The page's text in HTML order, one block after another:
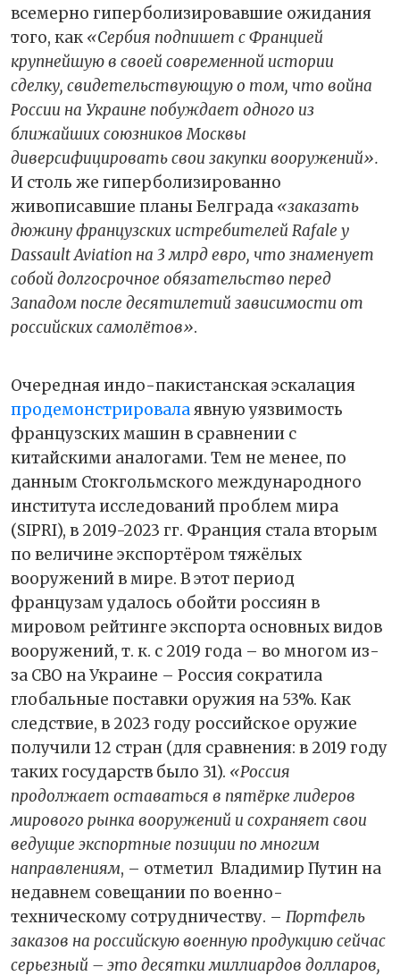
всемерно гиперболизировавшие ожидания
того, как «Сербия подпишет с Францией
крупнейшую в своей современной истории
сделку, свидетельствующую о том, что война
России на Украине побуждает одного из
ближайших союзников Москвы
диверсифицировать свои закупки вооружений».
И столь же гиперболизированно
живописавшие планы Белграда «заказать
дюжину французских истребителей Rafale у
Dassault Aviation на 3 млрд евро, что знаменует
собой долгосрочное обязательство перед
Западом после десятилетий зависимости от
российских самолётов».
Очередная индо-пакистанская эскалация
продемонстрировалаявную уязвимость
французских машин в сравнении с
китайскими аналогами. Тем не менее, по
данным Стокгольмского международного
института исследований проблем мира
(SIPRI), в 2019-2023 гг. Франция стала вторым
по величине экспортёром тяжёлых
вооружений в мире. В этот период
французам удалось обойти россиян в
мировом рейтинге экспорта основных видов
вооружений, т. к. с 2019 года – во многом из-
за СВО на Украине – Россия сократила
глобальные поставки оружия на 53%. Как
следствие, в 2023 году российское оружие
получили 12 стран (для сравнения: в 2019 году
таких государств было 31). «Россия
продолжает оставаться в пятёрке лидеров
мирового рынка вооружений и сохраняет свои
ведущие экспортные позиции по многим
направлениям, – отметил Владимир Путин на
недавнем совещании по военно-
техническому сотрудничеству. – Портфель
заказов на российскую военную продукцию сейчас
серьезный – это десятки миллиардов долларов,